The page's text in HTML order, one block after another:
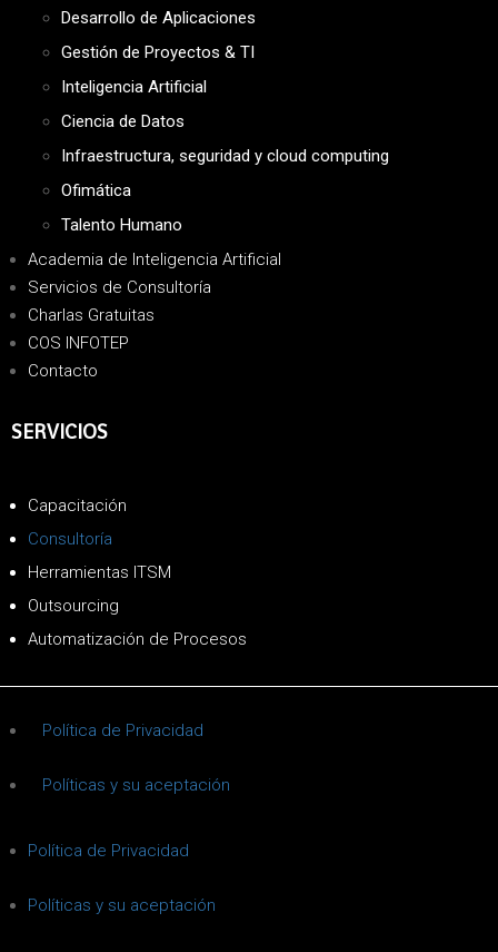
Desarrollo de Aplicaciones
Gestión de Proyectos & TI
Inteligencia Artificial
Ciencia de Datos
Infraestructura, seguridad y cloud computing
Ofimática
Talento Humano
Academia de Inteligencia Artificial
Servicios de Consultoría
Charlas Gratuitas
COS INFOTEP
Contacto
SERVICIOS
Capacitación
Consultoría
Herramientas ITSM
Outsourcing
Automatización de Procesos
Política de Privacidad
Políticas y su aceptación
Política de Privacidad
Políticas y su aceptación